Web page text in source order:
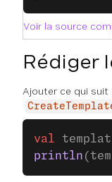
Voir la source
Rédiger
Ajouter ce qui suit
val
println